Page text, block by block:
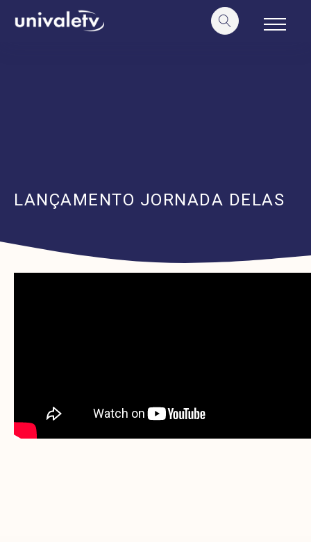
conteúdo
LANÇAMENTO JORNADA DELAS